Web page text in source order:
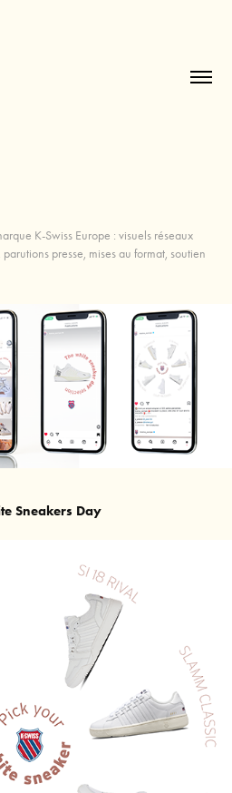
K-Swiss Europe : visuels réseaux
presse, mises au format, soutien
Sneakers Day